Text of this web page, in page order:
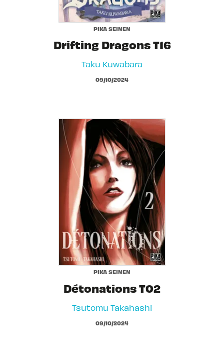
PIKA SEINEN
Drifting Dragons T16
Taku Kuwabara
09/10/2024
PIKA SEINEN
Détonations T02
Tsutomu Takahashi
09/10/2024